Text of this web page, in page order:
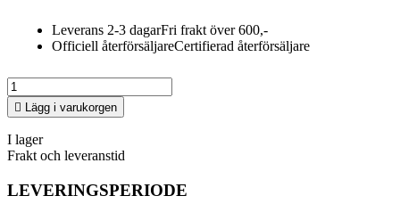
Leverans 2-3 dagarFri frakt över 600,-
Officiell återförsäljareCertifierad återförsäljare
 Lägg i varukorgen
I lager
Frakt och leveranstid
LEVERINGSPERIODE